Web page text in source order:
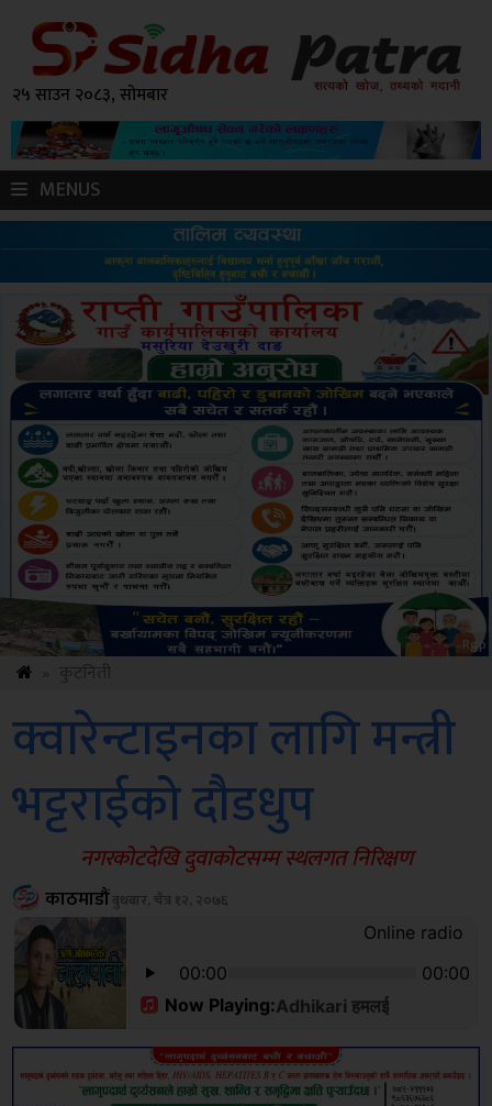
२५ साउन २०८३, सोमबार
MENUS
Rgp
क्वारेन्टाइनका लागि मन्त्री
भट्टराईको दौडधुप
नगरकोटदेखि दुवाकोटसम्म स्थलगत निरिक्षण
काठमाडौंबुधबार, चैत्र १२, २०७६